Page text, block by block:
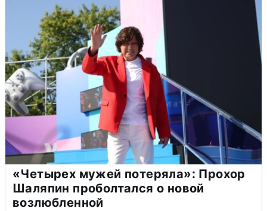
«Четырех мужей потеряла»: Прохор
Шаляпин проболтался о новой
возлюбленной